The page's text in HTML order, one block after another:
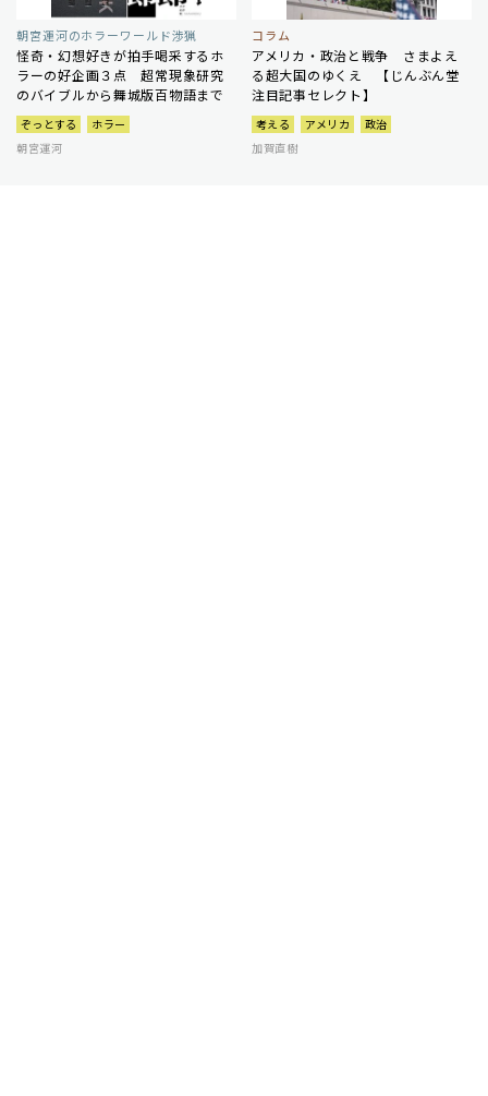
朝宮運河のホラーワールド渉猟
怪奇・幻想好きが拍手喝采するホ
ラーの好企画３点 超常現象研究
のバイブルから舞城版百物語まで
ぞっとする
ホラー
朝宮運河
コラム
アメリカ・政治と戦争 さまよえ
る超大国のゆくえ 【じんぶん堂
注目記事セレクト】
考える アメリカ
政治
加賀直樹